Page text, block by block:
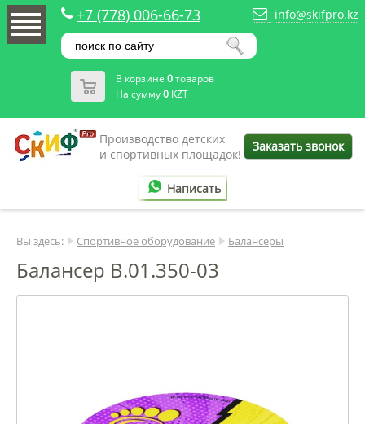
+7 (778) 006-66-73 info@skifpro.kz
В корзине 0товаров
На сумму0 KZT
Производство детских
и спортивных площадок!
Заказать звонок
Написать
Вы здесь: Спортивное оборудование Балансеры
Балансер B.01.350-03